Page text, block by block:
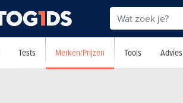
Tests Merken/Prijzen Tools Advies